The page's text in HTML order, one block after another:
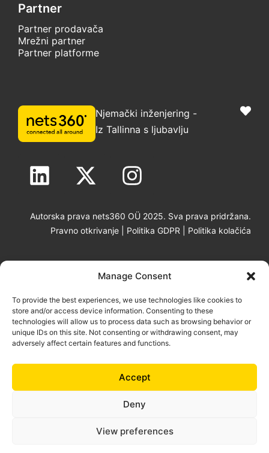
Manage Consent
To provide the best experiences, we use technologies like cookies to
store and/or access device information. Consenting to these
technologies will allow us to process data such as browsing behavior or
unique IDs on this site. Not consenting or withdrawing consent, may
adversely affect certain features and functions.
Accept
Deny
View preferences
Partner
Partner prodavača
Mrežni partner
Partner platforme
Njemački inženjering -
Iz Tallinna s ljubavlju
Autorska prava nets360 OÜ 2025. Sva prava pridržana.
Pravno otkrivanje
Politika GDPR Politika kolačića
100% Proizvedeno u Europi za Europu.
za poslovna poduzeća, nevladine organizacije i javne
ustanove.